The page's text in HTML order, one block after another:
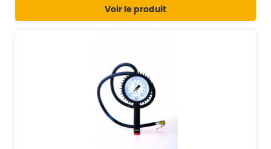
Voir le produit